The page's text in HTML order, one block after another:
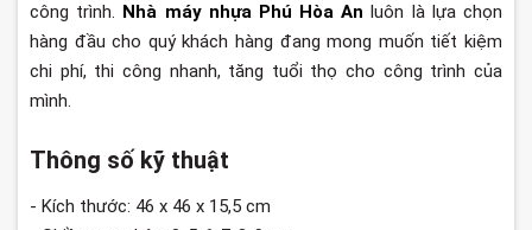
công trình. Nhà máy nhựa Phú Hòa An luôn là lựa chọn
hàng đầu cho quý khách hàng đang mong muốn tiết kiệm
chi phí, thi công nhanh, tăng tuổi thọ cho công trình của
mình.
Thông số kỹ thuật
- Kích thước: 46 x 46 x 15,5 cm